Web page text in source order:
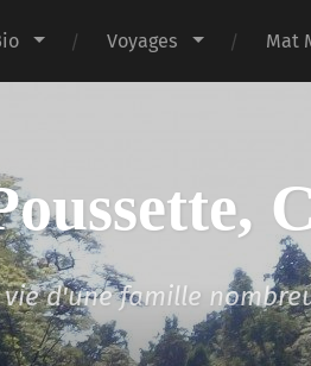
Voyages Mat
vie d'une famille